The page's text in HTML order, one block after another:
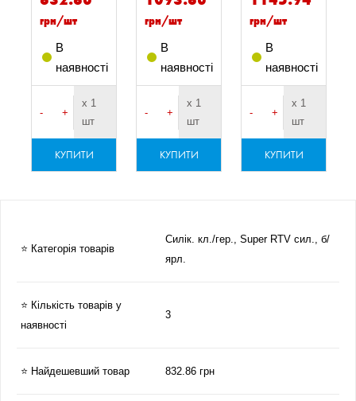
грн/шт
В
наявності
- +
х 1
шт
КУПИТИ
грн/шт
В
наявності
- +
х 1
шт
КУПИТИ
грн/шт
В
наявності
- +
х 1
шт
КУПИТИ
⭐ Категорія товарів
Силік. кл./гер., Super RTV сил., б/
ярл.
⭐ Кількість товарів у
наявності
3
⭐ Найдешевший товар 832.86 грн